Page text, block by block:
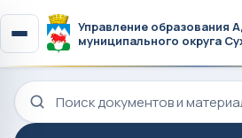
Управление образования
муниципального округа
Поиск по сайту